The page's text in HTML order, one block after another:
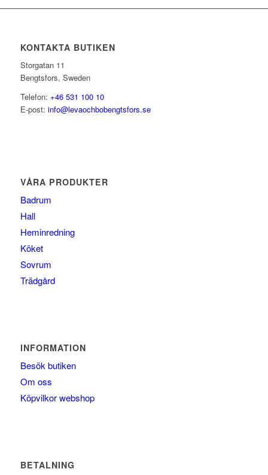
KONTAKTA BUTIKEN
Storgatan 11
Bengtsfors, Sweden
Telefon: +46 531 100 10
E-post: info@levaochbobengtsfors.se
VÅRA PRODUKTER
Badrum
Hall
Heminredning
Köket
Sovrum
Trädgård
INFORMATION
Besök butiken
Om oss
Köpvilkor webshop
BETALNING